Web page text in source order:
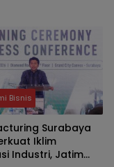
Bisnis
Surabaya
Iklim
Industri, Jatim